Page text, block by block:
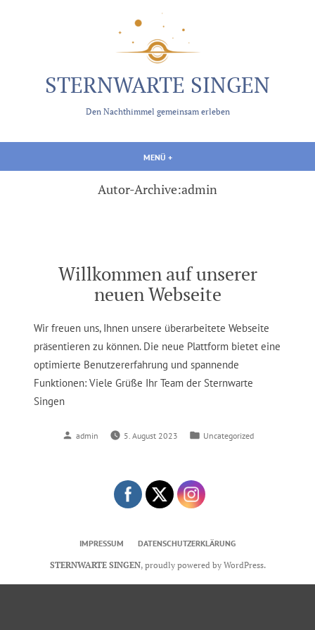
STERNWARTE SINGEN
Den Nachthimmel gemeinsam erleben
MENÜ +AUFGEKLAPPT
ZUGEKLAPPT
Autor-Archive:admin
Willkommen auf unserer
neuen Webseite
Wir freuen uns, Ihnen unsere überarbeitete Webseite
präsentieren zu können. Die neue Plattform bietet eine
optimierte Benutzererfahrung und spannende
Funktionen: Viele Grüße Ihr Team der Sternwarte
Singen
Verfasst
admin 5. August 2023
Veröffentlicht
Uncategorized
IMPRESSUM DATENSCHUTZERKLÄRUNG
STERNWARTE SINGEN, proudly powered by WordPress.